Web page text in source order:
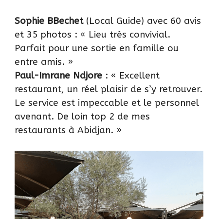
Sophie BBechet(Local Guide) avec 60 avis
et 35 photos : « Lieu très convivial.
Parfait pour une sortie en famille ou
entre amis. »
Paul-Imrane Ndjore : « Excellent
restaurant, un réel plaisir de s’y retrouver.
Le service est impeccable et le personnel
avenant. De loin top 2 de mes
restaurants à Abidjan. »